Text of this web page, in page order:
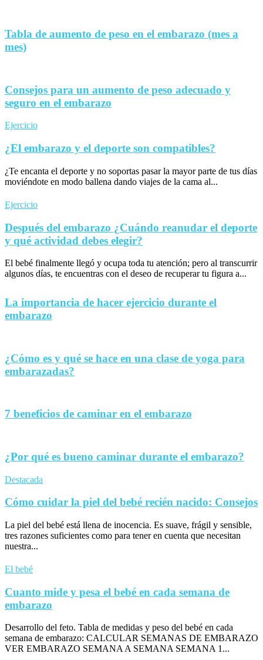
Tabla de aumento de peso en el embarazo (mes a
mes)
Consejos para un aumento de peso adecuado y
seguro en el embarazo
Ejercicio
¿El embarazo y el deporte son compatibles?
¿Te encanta el deporte y no soportas pasar la mayor parte de tus días
moviéndote en modo ballena dando viajes de la cama al...
Ejercicio
Después del embarazo ¿Cuándo reanudar el deporte
y qué actividad debes elegir?
El bebé finalmente llegó y ocupa toda tu atención; pero al transcurrir
algunos días, te encuentras con el deseo de recuperar tu figura a...
La importancia de hacer ejercicio durante el
embarazo
¿Cómo es y qué se hace en una clase de yoga para
embarazadas?
7 beneficios de caminar en el embarazo
¿Por qué es bueno caminar durante el embarazo?
Destacada
Cómo cuidar la piel del bebé recién nacido: Consejos
La piel del bebé está llena de inocencia. Es suave, frágil y sensible,
tres razones suficientes como para tener en cuenta que necesitan
nuestra...
El bebé
Cuanto mide y pesa el bebé en cada semana de
embarazo
Desarrollo del feto. Tabla de medidas y peso del bebé en cada
semana de embarazo: CALCULAR SEMANAS DE EMBARAZO
VER EMBARAZO SEMANA A SEMANA SEMANA 1...